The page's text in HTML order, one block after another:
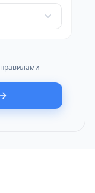
правилами